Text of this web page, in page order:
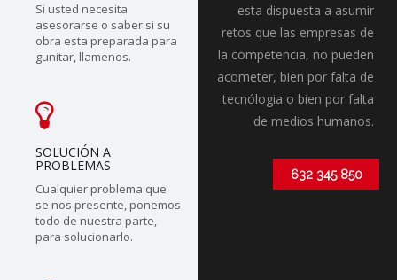
Si usted necesita
asesorarse o saber si su
obra esta preparada para
gunitar, llamenos.
SOLUCIÓN A
PROBLEMAS
Cualquier problema que
se nos presente, ponemos
todo de nuestra parte,
para solucionarlo.
esta dispuesta a asumir
retos que las empresas de
la competencia, no pueden
acometer, bien por falta de
tecnólogia o bien por falta
de medios humanos.
632 345 850